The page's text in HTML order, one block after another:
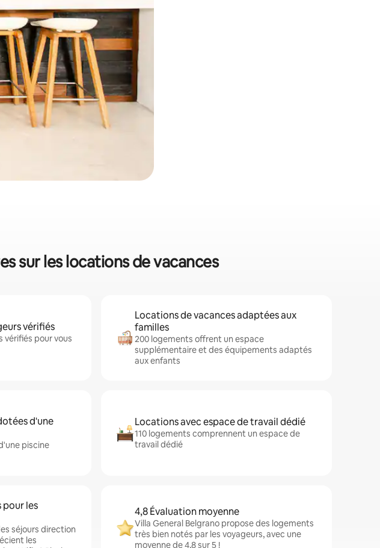
sur les locations de vacances
vérifiés
vérifiés pour vous
Locations de vacances adaptées aux
familles
200 logements offrent un espace
supplémentaire et des équipements adaptés
aux enfants
d'une
piscine
Locations avec espace de travail dédié
110 logements comprennent un espace de
travail dédié
pour les
séjours direction
les
4,8 Évaluation moyenne
Villa General Belgrano propose des logements
très bien notés par les voyageurs, avec une
moyenne de 4,8 sur 5 !